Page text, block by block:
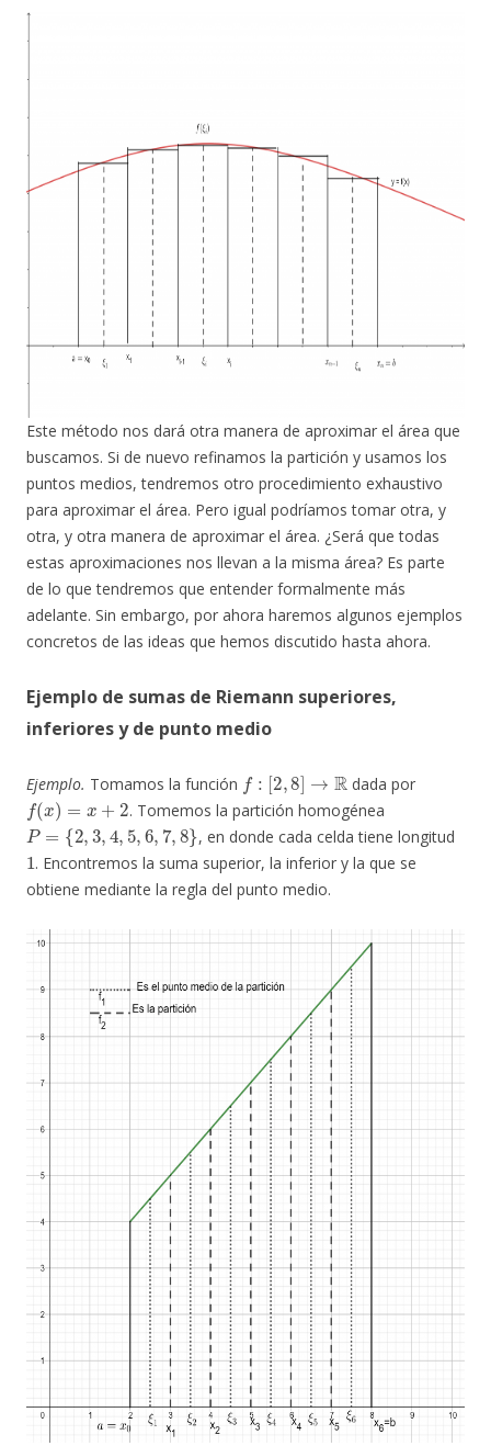
Este método nos dará otra manera de aproximar el área que
buscamos. Si de nuevo refinamos la partición y usamos los
puntos medios, tendremos otro procedimiento exhaustivo
para aproximar el área. Pero igual podríamos tomar otra, y
otra, y otra manera de aproximar el área. ¿Será que todas
estas aproximaciones nos llevan a la misma área? Es parte
de lo que tendremos que entender formalmente más
adelante. Sin embargo, por ahora haremos algunos ejemplos
concretos de las ideas que hemos discutido hasta ahora.
Ejemplo de sumas de Riemann superiores,
inferiores y de punto medio
Ejemplo. Tomamos la función
: 2,8 →
dada por
f(x)=x+ 2
. Tomemos la partición homogénea
P={2 ,34, 5 6,7 8}
, en donde cada celda tiene longitud
1
. Encontremos la suma superior, la inferior y la que se
obtiene mediante la regla del punto medio.